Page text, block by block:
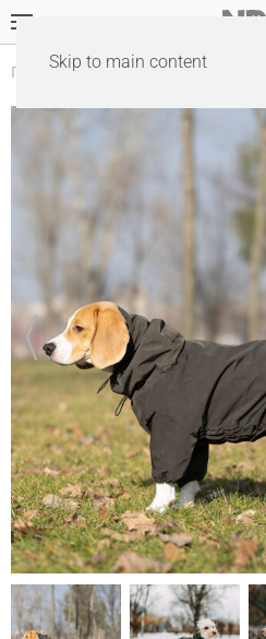
Skip to main content
Головна Одяг Комбінезон